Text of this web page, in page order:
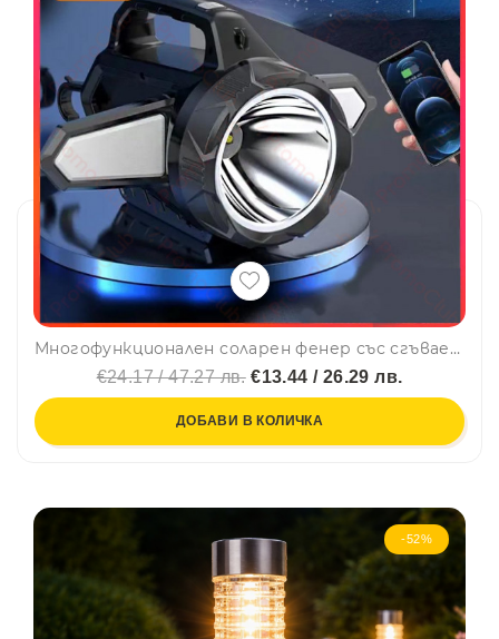
Многофункционален соларен фенер със сгъваеми крила, статив и няколко режима на работа
€24.17 / 47.27 лв.€13.44 / 26.29 лв.
ДОБАВИ В КОЛИЧКА
-52%